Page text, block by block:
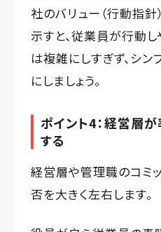
社のバリュー（行動指
示すと、従業員が行動し
は複雑にしすぎず、シ
にしましょう。
ポイント4：経営層
する
経営層や管理職のコミ
否を大きく左右します。